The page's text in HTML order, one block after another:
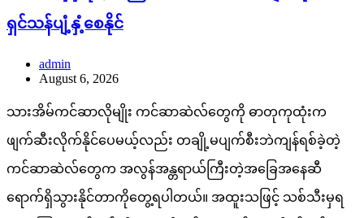
ရှင်သန်ပျံ့နှံ့စေနိုင်
admin
August 6, 2026
သားအိမ်ကင်ဆာလိုမျိုး ကင်ဆာဆဲလ်တွေကို ဓာတုကုထုံးက
ဖျက်ဆီးလိုက်နိုင်ပေမယ့်လည်း တချို့မပျက်စီးဘဲကျန်ရစ်ခဲ့တဲ့
ကင်ဆာဆဲလ်တွေက အလွန်အန္တရာယ်ကြီးတဲ့အခြေအနေဆီ
ရောက်ရှိသွားနိုင်တာကိုတွေ့ရပါတယ်။ အထူးသဖြင့် သစ်သီးမှရ